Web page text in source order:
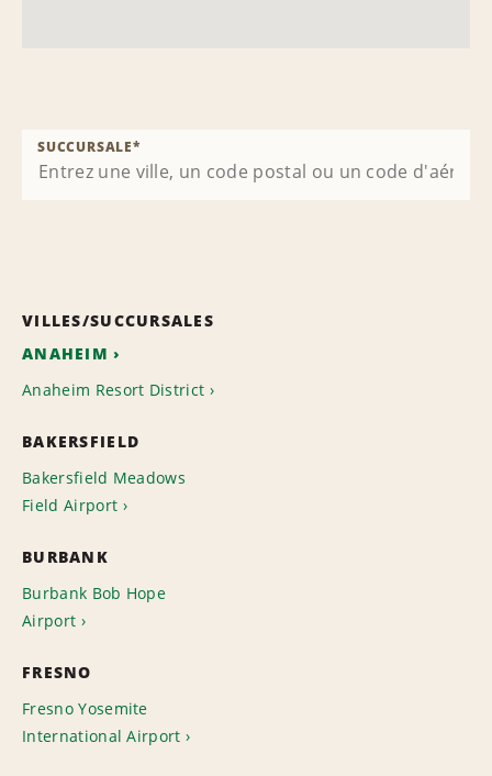
SUCCURSALE*
VILLES/SUCCURSALES
ANAHEIM
Anaheim Resort District
BAKERSFIELD
Bakersfield Meadows
Field Airport
BURBANK
Burbank Bob Hope
Airport
FRESNO
Fresno Yosemite
International Airport